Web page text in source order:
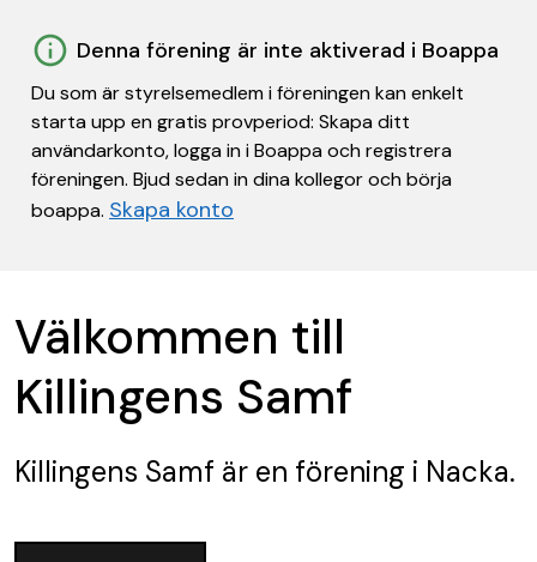
Denna förening är inte aktiverad i Boappa
Du som är styrelsemedlem i föreningen kan enkelt
starta upp en gratis provperiod: Skapa ditt
användarkonto, logga in i Boappa och registrera
föreningen. Bjud sedan in dina kollegor och börja
boappa. Skapa konto
Välkommen till
Killingens Samf
Killingens Samf är en förening i Nacka.